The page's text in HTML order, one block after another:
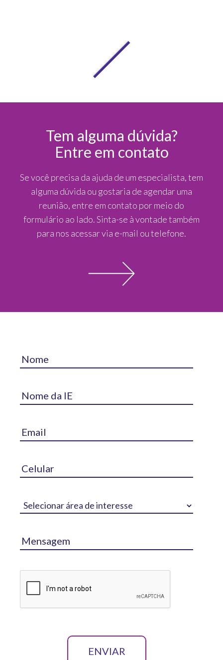
Tem alguma dúvida?
Entre em contato
Se você precisa da ajuda de um especialista, tem
alguma dúvida ou gostaria de agendar uma
reunião, entre em contato por meio do
formulário ao lado. Sinta-se à vontade também
para nos acessar via e-mail ou telefone.
ENVIAR